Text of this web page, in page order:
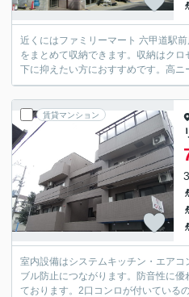
近くにはファミリーマート 六甲道駅
をまとめて収納できます。収納はク
下に抑えたい方におすすめです。高
賃貸マンション
室内設備はシステムキッチン・エア
ブル防止につながります。防音性に
ております。2口コンロが付いている